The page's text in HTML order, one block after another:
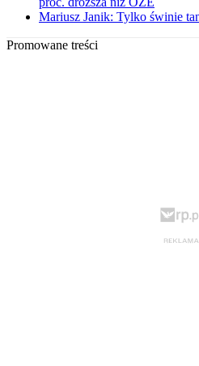
Mariusz Janik: Tylko świnie
Promowane treści